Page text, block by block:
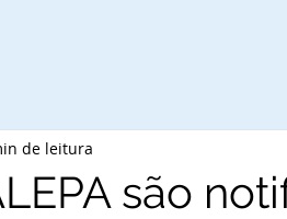
são
de leitura